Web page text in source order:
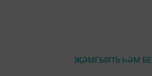
ҖӘМГЫЯТЬ ҺӘМ